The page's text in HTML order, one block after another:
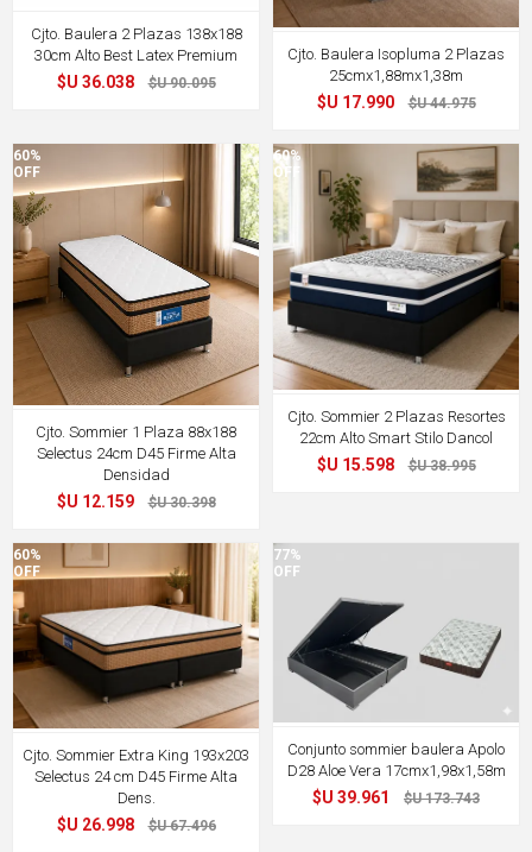
Cjto. Baulera 2 Plazas 138x188
30cm Alto Best Latex Premium
$U 36.038 $U 90.095
Cjto. Baulera Isopluma 2 Plazas
25cmx1,88mx1,38m
$U 17.990 $U 44.975
60%
OFF
Cjto. Sommier 1 Plaza 88x188
Selectus 24cm D45 Firme Alta
Densidad
$U 12.159 $U 30.398
60%
OFF
Cjto. Sommier 2 Plazas Resortes
22cm Alto Smart Stilo Dancol
$U 15.598 $U 38.995
60%
OFF
Cjto. Sommier Extra King 193x203
Selectus 24 cm D45 Firme Alta
Dens.
$U 26.998 $U 67.496
77%
OFF
Conjunto sommier baulera Apolo
D28 Aloe Vera 17cmx1,98x1,58m
$U 39.961 $U 173.743